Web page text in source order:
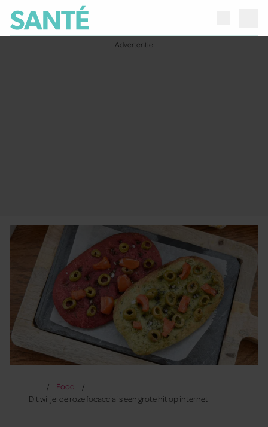
Food
Dit wil je: de roze focaccia is een grote hit op internet